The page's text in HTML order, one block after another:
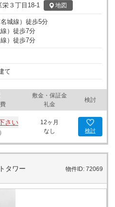
です。周辺に飲食店やコンビニ
ョッピングモールや銀行に近いた
通りですが、隣接した建物が少な
駅前商業地のため、移動に便利な
栄３丁目18-1 地図
城線 ） 徒歩5分
） 徒歩7分
） 徒歩7分
て
敷金・保証金
礼金
検討
さい
12ヶ月
なし
検討
タワー 物件ID: 72069